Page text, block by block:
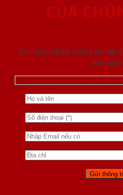
CỦA
Vui lòng nhập thông tin để
chúng